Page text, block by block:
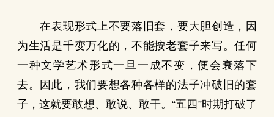
在表现形式上不要落旧套，要大胆创造，因
为生活是千变万化的，不能按老套子来写。任何
一种文学艺术形式一旦一成不变，便会衰落下
去。因此，我们要想各种各样的法子冲破旧的套
子，这就要敢想、敢说、敢干。“五四”时期打破了